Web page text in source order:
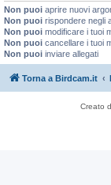
Non puoi aprire nuovi
Non puoi rispondere negli
Non puoi modificare i tuoi
Non puoi cancellare i tuoi
Non puoi inviare allegati
Torna a Birdcam.it
Creato